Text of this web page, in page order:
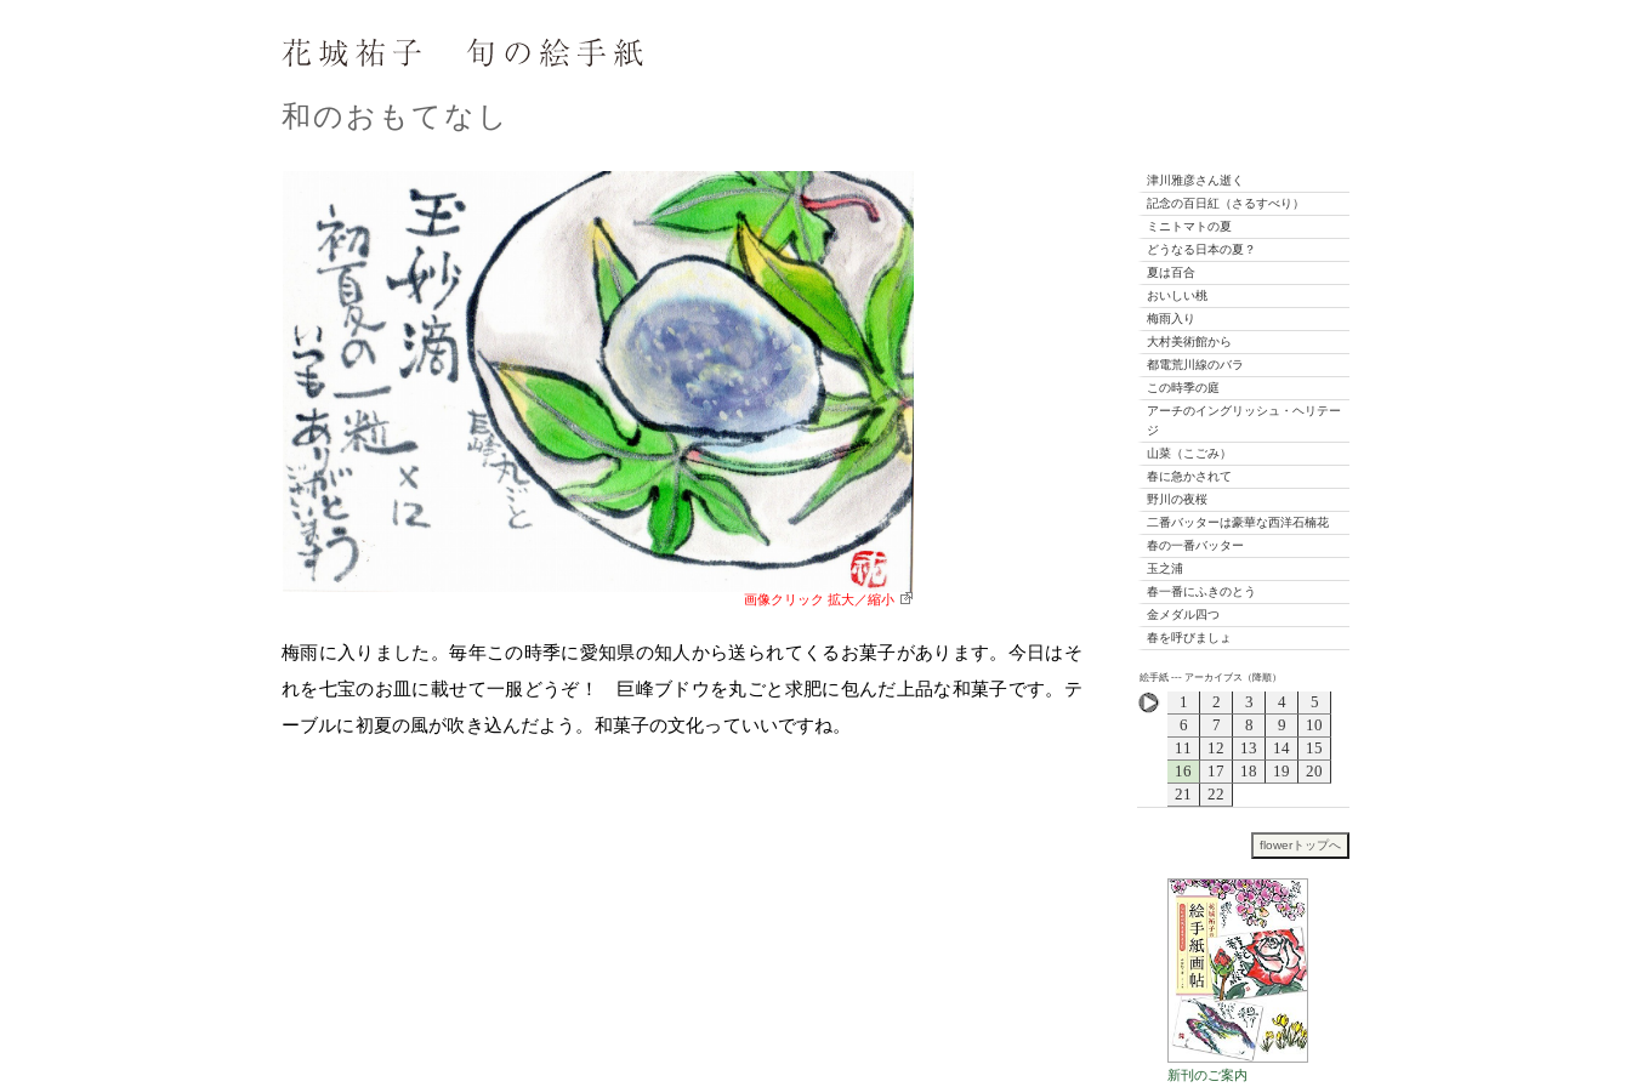
和のおもてなし
画像クリック 拡大／縮小
梅雨に入りました。毎年この時季に愛知県の知人から送られてくるお菓子があります。今日はそ
れを七宝のお皿に載せて一服どうぞ！ 巨峰ブドウを丸ごと求肥に包んだ上品な和菓子です。テ
ーブルに初夏の風が吹き込んだよう。和菓子の文化っていいですね。
津川雅彦さん逝く
記念の百日紅（さるすべり）
ミニトマトの夏
どうなる日本の夏？
夏は百合
おいしい桃
梅雨入り
大村美術館から
都電荒川線のバラ
この時季の庭
アーチのイングリッシュ・ヘリテー
ジ
山菜（こごみ）
春に急かされて
野川の夜桜
二番バッターは豪華な西洋石楠花
春の一番バッター
玉之浦
春一番にふきのとう
金メダル四つ
春を呼びましょ
絵手紙 --- アーカイブス（降順）
1 2 3 4
5
6
7 8 9
10
11
12 13 14
15
16
17 18 19
20
21
22
新刊のご案内